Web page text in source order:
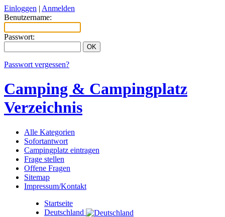
Einloggen | Anmelden
Benutzername:
Passwort:
Passwort vergessen?
Camping & Campingplatz
Verzeichnis
Alle Kategorien
Sofortantwort
Campingplatz eintragen
Frage stellen
Offene Fragen
Sitemap
Impressum/Kontakt
Startseite
Deutschland